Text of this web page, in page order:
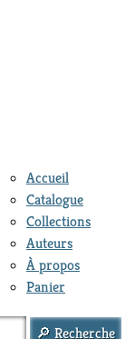
Accueil
Catalogue
Collections
Auteurs
À propos
Panier